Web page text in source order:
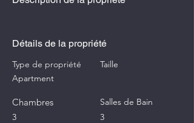
Détails de la propriété
Type de propriété
Apartment
Chambres
3
Taille
Salles de Bain
3